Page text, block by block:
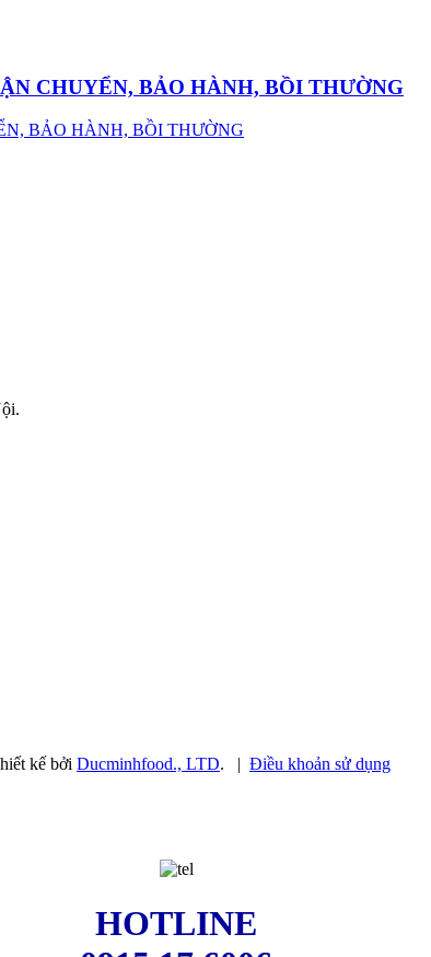
CHUYỂN, BẢO HÀNH, BỒI THƯỜNG
kế bởi Ducminhfood., LTD. | Điều khoản sử dụng
HOTLINE